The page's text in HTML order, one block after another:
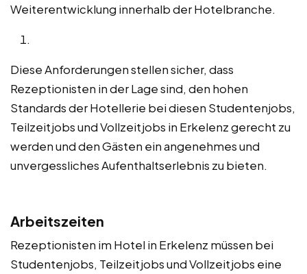
Weiterentwicklung innerhalb der Hotelbranche.
Diese Anforderungen stellen sicher, dass
Rezeptionisten in der Lage sind, den hohen
Standards der Hotellerie bei diesen Studentenjobs,
Teilzeitjobs und Vollzeitjobs in Erkelenz gerecht zu
werden und den Gästen ein angenehmes und
unvergessliches Aufenthaltserlebnis zu bieten.
Arbeitszeiten
Rezeptionisten im Hotel in Erkelenz müssen bei
Studentenjobs, Teilzeitjobs und Vollzeitjobs eine